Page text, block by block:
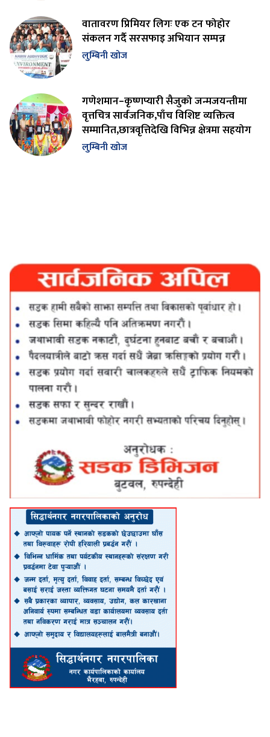
वातावरण प्रिमियर लिगः एक टन फोहोर
संकलन गर्दै सरसफाइ अभियान सम्पन्न
लुम्बिनी खोज
गणेशमान–कृष्णप्यारी सैजुको जन्मजयन्तीमा
वृत्तचित्र सार्वजनिक,पाँच विशिष्ट व्यक्तित्व
सम्मानित,छात्रवृत्तिदेखि विभिन्न क्षेत्रमा सहयोग
लुम्बिनी खोज